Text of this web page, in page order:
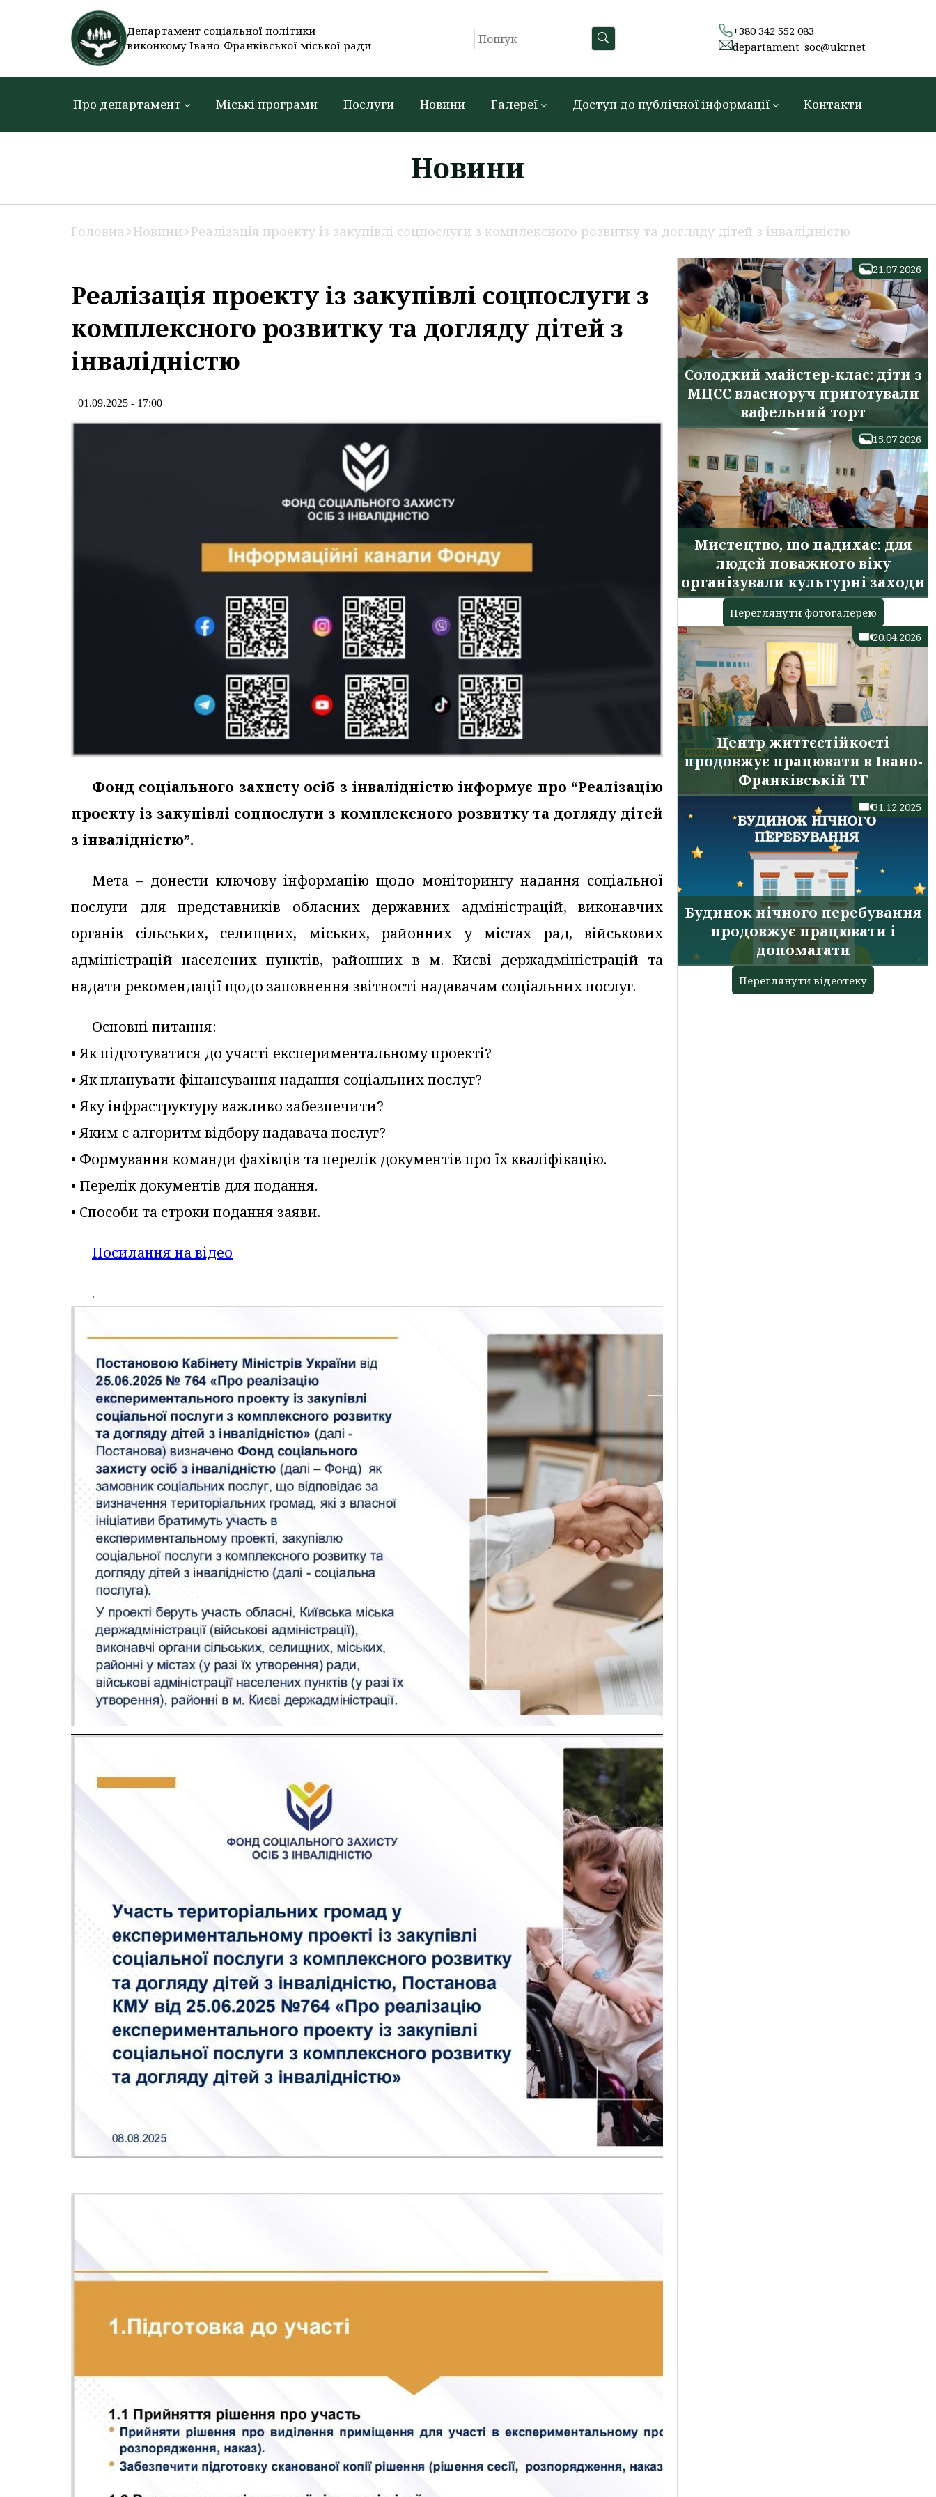
Департамент соціальної політики
виконкому Івано-Франківської міської ради
+380 342 552 083
departament_soc@ukr.net
Про департамент Міські програми Послуги Новини Галереї Доступ до публічної інформації Контакти
Новини
Головна Новини Реалізація проекту із закупівлі соцпослуги з комплексного розвитку та догляду дітей з інвалідністю
Реалізація проекту із закупівлі соцпослуги з
комплексного розвитку та догляду дітей з
інвалідністю
01.09.2025 - 17:00
Фонд соціального захисту осіб з інвалідністю інформує про “Реалізацію
проекту із закупівлі соцпослуги з комплексного розвитку та догляду дітей
з інвалідністю”.
Мета – донести ключову інформацію щодо моніторингу надання соціальної
послуги для представників обласних державних адміністрацій, виконавчих
органів сільських, селищних, міських, районних у містах рад, військових
адміністрацій населених пунктів, районних в м. Києві держадміністрацій та
надати рекомендації щодо заповнення звітності надавачам соціальних послуг.
Основні питання:
• Як підготуватися до участі експериментальному проекті?
• Як планувати фінансування надання соціальних послуг?
• Яку інфраструктуру важливо забезпечити?
• Яким є алгоритм відбору надавача послуг?
• Формування команди фахівців та перелік документів про їх кваліфікацію.
• Перелік документів для подання.
• Способи та строки подання заяви.
Посилання на відео
.
Солодкий майстер-клас: діти з
МЦСС власноруч приготували
вафельний торт
21.07.2026
Мистецтво, що надихає: для
людей поважного віку
організували культурні заходи
15.07.2026
Переглянути фотогалерею
Центр життєстійкості
продовжує працювати в Івано-
Франківській ТГ
20.04.2026
Будинок нічного перебування
продовжує працювати і
допомагати
31.12.2025
Переглянути відеотеку